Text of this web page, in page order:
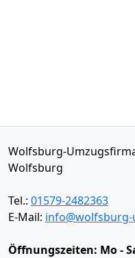
Wolfsburg-
Wolfsburg
Tel.: 01579-2482363
E-Mail:
Öffnungszeiten: Mo -